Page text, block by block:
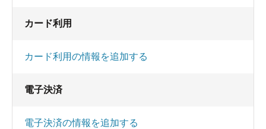
カード利用
カード利用の情報を追加する
電子決済
電子決済の情報を追加する